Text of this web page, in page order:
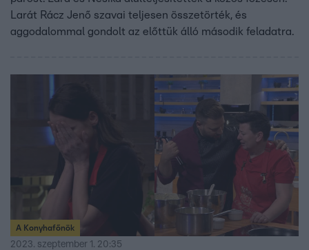
Larát Rácz Jenő szavai teljesen összetörték, és
aggodalommal gondolt az előttük álló második feladatra.
A Konyhafőnök
2023. szeptember 1. 20:35